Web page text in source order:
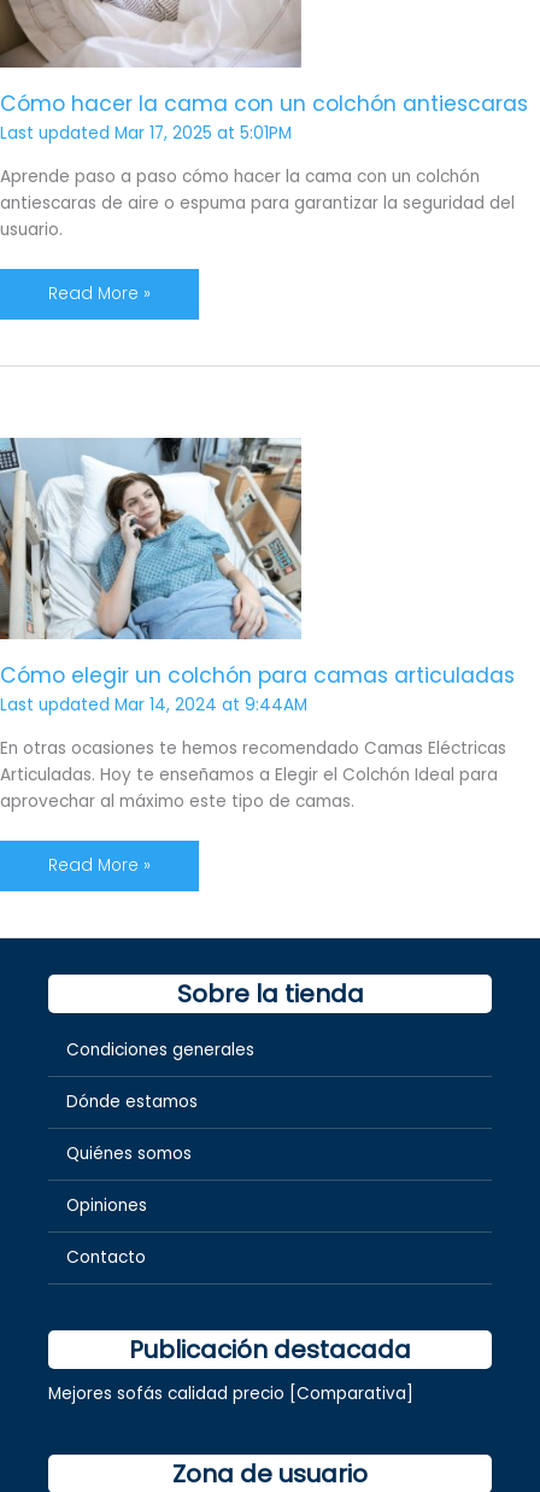
Cómo hacer la cama con un colchón antiescaras
Last updated Mar 17, 2025 at 5:01PM
Aprende paso a paso cómo hacer la cama con un colchón
antiescaras de aire o espuma para garantizar la seguridad del
usuario.
un
colchón
antiescaras
Read More »
Cómo elegir un colchón para camas articuladas
Last updated Mar 14, 2024 at 9:44AM
En otras ocasiones te hemos recomendado Camas Eléctricas
Articuladas. Hoy te enseñamos a Elegir el Colchón Ideal para
aprovechar al máximo este tipo de camas.
Cómo
elegir
un
colchón
para
camas
articuladas
Read More »
Sobre la tienda
Condiciones generales
Dónde estamos
Quiénes somos
Opiniones
Contacto
Publicación destacada
Mejores sofás calidad precio [Comparativa]
Zona de usuario